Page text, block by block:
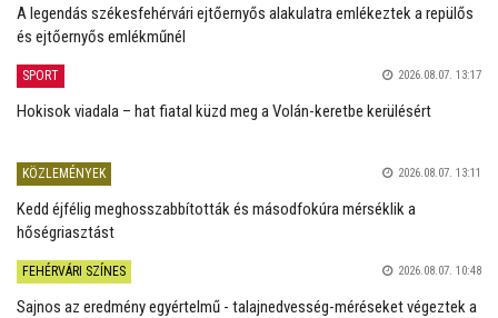
A legendás székesfehérvári ejtőernyős alakulatra emlékeztek a repülős
és ejtőernyős emlékműnél
SPORT 2026.08.07. 13:17
Hokisok viadala – hat fiatal küzd meg a Volán-keretbe kerülésért
KÖZLEMÉNYEK 2026.08.07. 13:11
Kedd éjfélig meghosszabbították és másodfokúra mérséklik a
hőségriasztást
FEHÉRVÁRI SZÍNES 2026.08.07. 10:48
Sajnos az eredmény egyértelmű - talajnedvesség-méréseket végeztek a